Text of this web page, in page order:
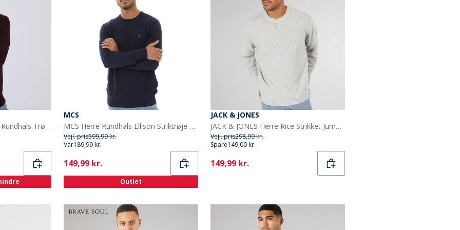
Brave Soul Herre Theory Rundhals Trøje Blodrød
MCS
MCS Herre Rundhals Ellison Striktrøje Mørk Safir
Vejl. pris599,99 kr.
Var189,99 kr.
Current
149,99 kr.
Outlet
JACK & JONES
JACK & JONES Herre Rice Strikket Jumper Lys Grå
Vejl. pris298,99 kr.
Spare149,00 kr.
Current
149,99 kr.